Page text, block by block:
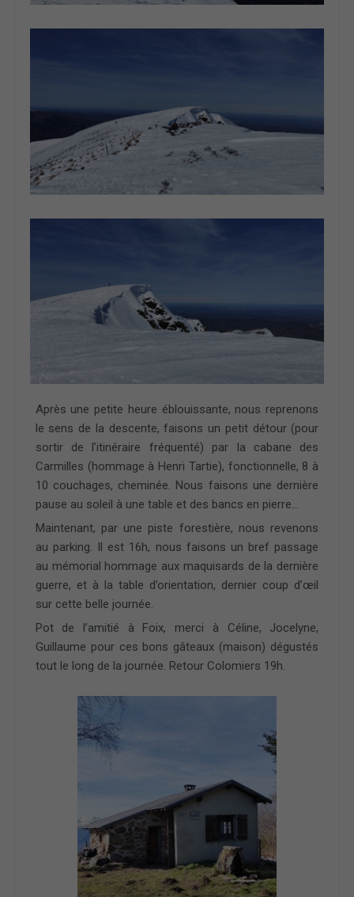
Après une petite heure éblouissante, nous reprenons
le sens de la descente, faisons un petit détour (pour
sortir de l’itinéraire fréquenté) par la cabane des
Carmilles (hommage à Henri Tartie), fonctionnelle, 8 à
10 couchages, cheminée. Nous faisons une dernière
pause au soleil à une table et des bancs en pierre…
Maintenant, par une piste forestière, nous revenons
au parking. Il est 16h, nous faisons un bref passage
au mémorial hommage aux maquisards de la dernière
guerre, et à la table d’orientation, dernier coup d’œil
sur cette belle journée.
Pot de l’amitié à Foix, merci à Céline, Jocelyne,
Guillaume pour ces bons gâteaux (maison) dégustés
tout le long de la journée. Retour Colomiers 19h.